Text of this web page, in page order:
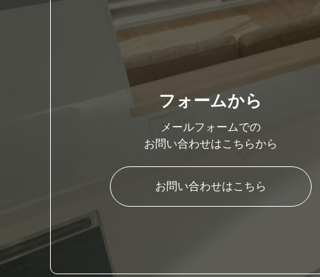
フォームから
メールフォームでの
お問い合わせはこちらから
お問い合わせはこちら